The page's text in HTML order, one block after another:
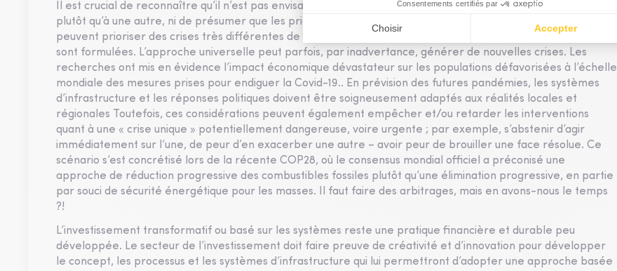
Il est crucial de reconnaître qu’il n’est pas envisageable de donner systématiquement la priorité à une crise
plutôt qu’à une autre, ni de présumer que les priorités sont universelles. Les décideurs politiques du Nord
peuvent prioriser des crises très différentes de celles du Sud, ce qui influe sur la manière dont les réponses
sont formulées. L’approche universelle peut parfois, par inadvertance, générer de nouvelles crises. Les
recherches ont mis en évidence l’impact économique dévastateur sur les populations défavorisées à l’échelle
mondiale des mesures prises pour endiguer la Covid-19.. En prévision des futures pandémies, les systèmes
d’infrastructure et les réponses politiques doivent être soigneusement adaptés aux réalités locales et
régionales Toutefois, ces considérations peuvent également empêcher et/ou retarder les interventions
quant à une « crise unique » potentiellement dangereuse, voire urgente ; par exemple, s’abstenir d’agir
immédiatement sur l’une, de peur d’en exacerber une autre – avoir peur de brouiller une face résolue. Ce
scénario s’est concrétisé lors de la récente COP28, où le consensus mondial officiel a préconisé une
approche de réduction progressive des combustibles fossiles plutôt qu’une élimination progressive, en partie
par souci de sécurité énergétique pour les masses. Il faut faire des arbitrages, mais en avons-nous le temps
?!
L’investissement transformatif ou basé sur les systèmes reste une pratique financière et durable peu
développée. Le secteur de l’investissement doit faire preuve de créativité et d’innovation pour développer
le concept, les processus et les systèmes d’infrastructure qui lui permettront d’adopter une approche basée